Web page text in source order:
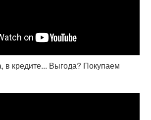
в кредите... Выгода? Покупаем